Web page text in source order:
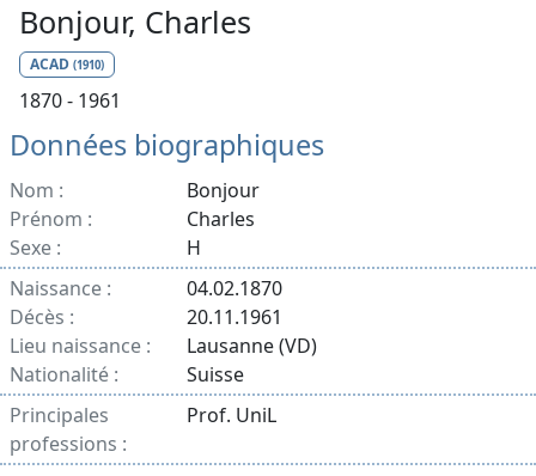
Bonjour, Charles
ACAD (1910)
1870 - 1961
Données biographiques
Nom :
Bonjour
Prénom :
Charles
Sexe :
H
Naissance :
04.02.1870
Décès :
20.11.1961
Lieu naissance :
Lausanne (VD)
Nationalité :
Suisse
Principales
professions :
Prof. UniL